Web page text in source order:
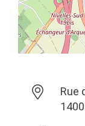
Rue